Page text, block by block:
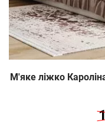
М'яке ліжко